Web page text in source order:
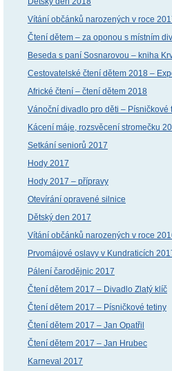
Vítání občánků narozených v roce
Čtení dětem – za oponou s místním
Beseda s paní Sosnarovou – kniha
Cestovatelské čtení dětem 2018 –
Africké čtení – čtení dětem 2018
Vánoční divadlo pro děti – Písničkové
Kácení máje, rozsvěcení stromečku
Setkání seniorů 2017
Hody 2017
Hody 2017 – přípravy
Otevírání opravené silnice
Dětský den 2017
Vítání občánků narozených v roce
Prvomájové oslavy v Kundraticích
Pálení čarodějnic 2017
Čtení dětem 2017 – Divadlo Zlatý klíč
Čtení dětem 2017 – Písničkové tetiny
Čtení dětem 2017 – Jan Opatřil
Čtení dětem 2017 – Jan Hrubec
Karneval 2017